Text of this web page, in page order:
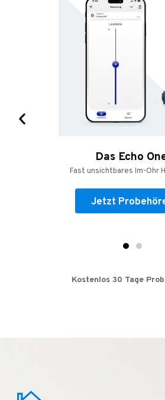
Das Echo
Fast unsichtbares Im-Ohr
Jetzt
Kostenlos 30 Tage